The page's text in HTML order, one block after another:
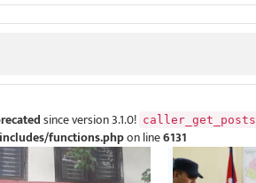
since version 3.1.0! caller_get_posts
functions.phpon line6131